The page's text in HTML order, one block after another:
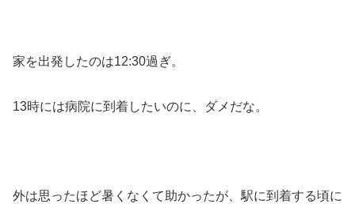
家を出発したのは12:30過ぎ。
13時には病院に到着したいのに、ダメだな。
外は思ったほど暑くなくて助かったが、駅に到着する頃に